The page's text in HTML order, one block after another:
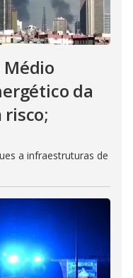
Médio
da
a infraestruturas de